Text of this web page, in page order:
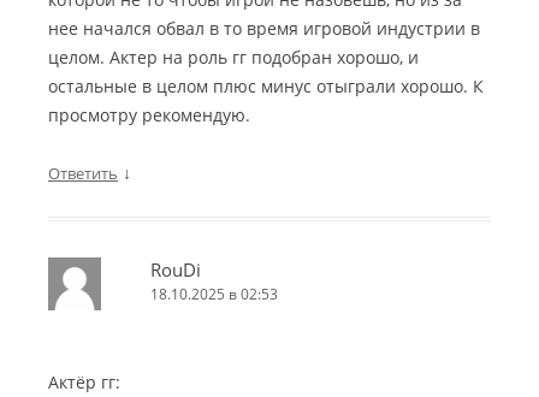
нее начался обвал в то время игровой индустрии в
целом. Актер на роль гг подобран хорошо, и
остальные в целом плюс минус отыграли хорошо. К
просмотру рекомендую.
Ответить ↓
RouDi
18.10.2025 в 02:53
Актёр гг: